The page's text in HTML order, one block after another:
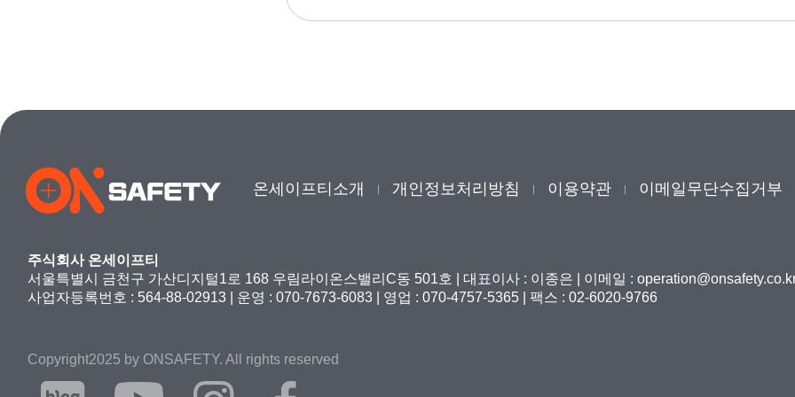
온세이프티소개 개인정보처리방침 이용약관 이메일무단수집거부
주식회사 온세이프티
서울특별시 금천구 가산디지털1로 168 우림라이온스밸리C동 501호
대표이사 : 이종은
이메일 :
사업자등록번호 : 564-88-02913
운영 : 070-7673-6083 영업 : 070-4757-5365 팩스 : 02-6020-9766
Copyright2025 by ONSAFETY. All rights reserved